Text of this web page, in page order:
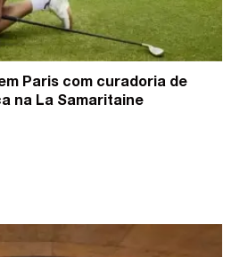
Paris com curadoria de
na La Samaritaine